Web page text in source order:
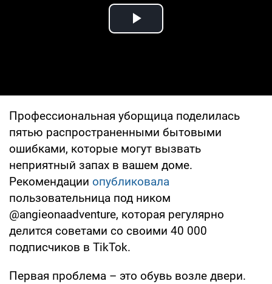
Play Video
Профессиональная уборщица поделилась
пятью распространенными бытовыми
ошибками, которые могут вызвать
неприятный запах в вашем доме.
Рекомендации опубликовала
пользовательница под ником
@angieonaadventure, которая регулярно
делится советами со своими 40 000
подписчиков в TikTok.
Первая проблема – это обувь возле двери.